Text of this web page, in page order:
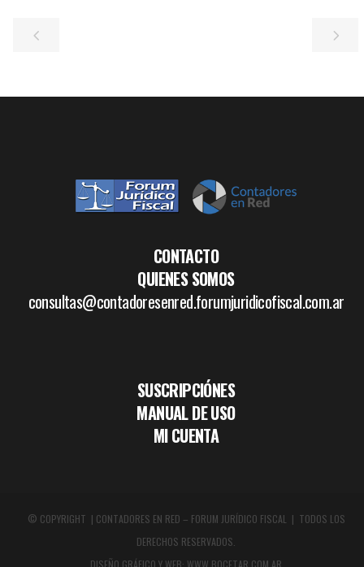
CONTACTO
QUIENES SOMOS
consultas@contadoresenred.forumjuridicofiscal.com.ar
SUSCRIPCIÓNES
MANUAL DE USO
MI CUENTA
© COPYRIGHT | CONTADORES EN RED – FORUM JURÍDICO FISCAL | TODOS LOS
DERECHOS RESERVADOS.
DISEÑO GRÁFICO Y WEB: WWW.BOCETAR.COM.AR